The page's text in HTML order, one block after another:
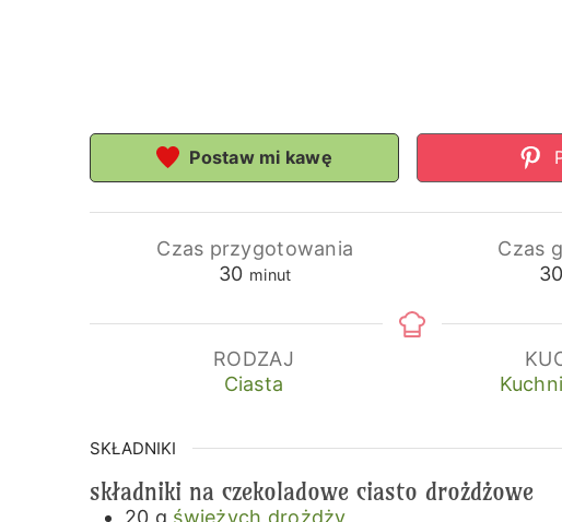
Postaw mi kawę
Czas przygotowania
30minuty
minut
Czas
30
RODZAJ
Ciasta
SKŁADNIKI
składniki na czekoladowe ciasto drożdżowe
20 g świeżych drożdży